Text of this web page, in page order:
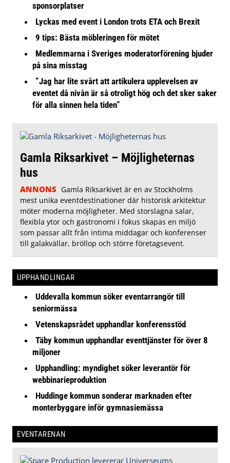
sponsorplatser
Lyckas med event i London trots ETA och Brexit
9 tips: Bästa möbleringen för mötet
Medlemmarna i Sveriges moderatorförening bjuder
på sina misstag
”Jag har lite svårt att artikulera upplevelsen av
eventet då nivån är så otroligt hög och det sker saker
för alla sinnen hela tiden”
Gamla Riksarkivet – Möjligheternas
hus
ANNONS Gamla Riksarkivet är en av Stockholms
mest unika eventdestinationer där historisk arkitektur
möter moderna möjligheter. Med storslagna salar,
flexibla ytor och gastronomi i fokus skapas en miljö
som passar allt från intima middagar och konferenser
till galakvällar, bröllop och större företagsevent.
UPPHANDLINGAR
Uddevalla kommun söker eventarrangör till
seniormässa
Vetenskapsrådet upphandlar konferensstöd
Täby kommun upphandlar eventtjänster för över 8
miljoner
Upphandling: myndighet söker leverantör för
webbinarieproduktion
Huddinge kommun sonderar marknaden efter
monterbyggare inför gymnasiemässa
EVENTARENAN